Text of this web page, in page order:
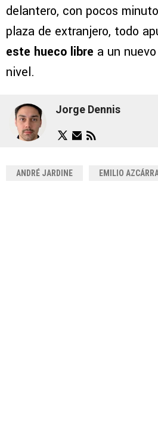
delantero, con pocos
plaza de extranjero, todo
este hueco libre a un
nivel.
Jorge Dennis
ANDRÉ JARDINE EMILIO